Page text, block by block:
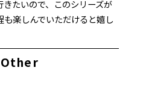
たいので、このシリーズが
楽しんでいただけると嬉し
Other